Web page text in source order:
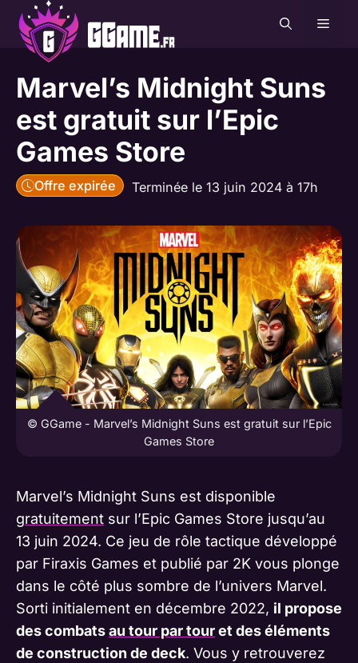
Aller
contenu
Marvel’s Midnight Suns
est gratuit sur l’Epic
Games Store
Offre expirée Terminée le 13 juin 2024 à 17h
© GGame - Marvel’s Midnight Suns est gratuit sur l’Epic
Games Store
Marvel’s Midnight Suns est disponible
gratuitement sur l’Epic Games Store jusqu’au
13 juin 2024. Ce jeu de rôle tactique développé
par Firaxis Games et publié par 2K vous plonge
dans le côté plus sombre de l’univers Marvel.
Sorti initialement en décembre 2022, il propose
des combatsau tour par touret des éléments
de construction de deck. Vous y retrouverez